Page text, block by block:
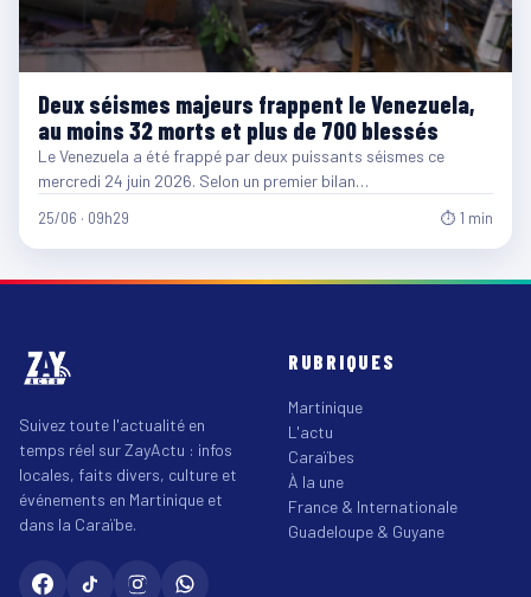
Deux séismes majeurs frappent le Venezuela,
au moins 32 morts et plus de 700 blessés
Le Venezuela a été frappé par deux puissants séismes ce
mercredi 24 juin 2026. Selon un premier bilan…
25/06 · 09h29 ⏱ 1 min
Suivez toute l'actualité en
temps réel sur ZayActu : infos
locales, faits divers, culture et
événements en Martinique et
dans la Caraïbe.
RUBRIQUES
Martinique
L'actu
Caraïbes
À la une
France & Internationale
Guadeloupe & Guyane